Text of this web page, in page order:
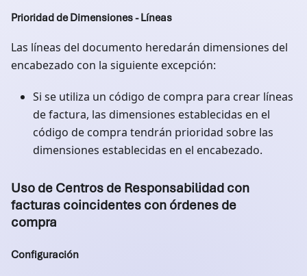
Prioridad de Dimensiones - Líneas
Las líneas del documento heredarán dimensiones del
encabezado con la siguiente excepción:
Si se utiliza un código de compra para crear líneas
de factura, las dimensiones establecidas en el
código de compra tendrán prioridad sobre las
dimensiones establecidas en el encabezado.
Uso de Centros de Responsabilidad con
facturas coincidentes con órdenes de
compra
Configuración